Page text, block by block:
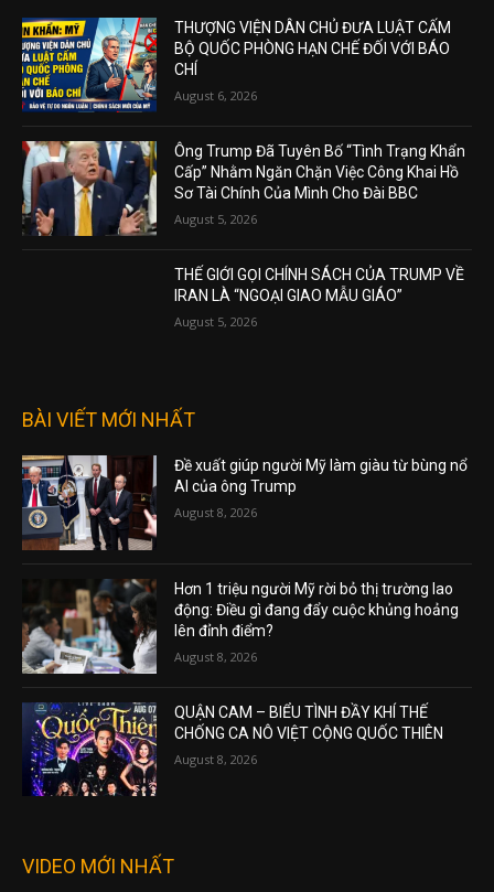
THƯỢNG VIỆN DÂN CHỦ ĐƯA LUẬT CẤM
BỘ QUỐC PHÒNG HẠN CHẾ ĐỐI VỚI BÁO
CHÍ
August 6, 2026
Ông Trump Đã Tuyên Bố “Tình Trạng Khẩn
Cấp” Nhằm Ngăn Chặn Việc Công Khai Hồ
Sơ Tài Chính Của Mình Cho Đài BBC
August 5, 2026
THẾ GIỚI GỌI CHÍNH SÁCH CỦA TRUMP VỀ
IRAN LÀ “NGOẠI GIAO MẪU GIÁO”
August 5, 2026
BÀI VIẾT MỚI NHẤT
Đề xuất giúp người Mỹ làm giàu từ bùng nổ
AI của ông Trump
August 8, 2026
Hơn 1 triệu người Mỹ rời bỏ thị trường lao
động: Điều gì đang đẩy cuộc khủng hoảng
lên đỉnh điểm?
August 8, 2026
QUẬN CAM – BIỂU TÌNH ĐẦY KHÍ THẾ
CHỐNG CA NÔ VIỆT CỘNG QUỐC THIÊN
August 8, 2026
VIDEO MỚI NHẤT